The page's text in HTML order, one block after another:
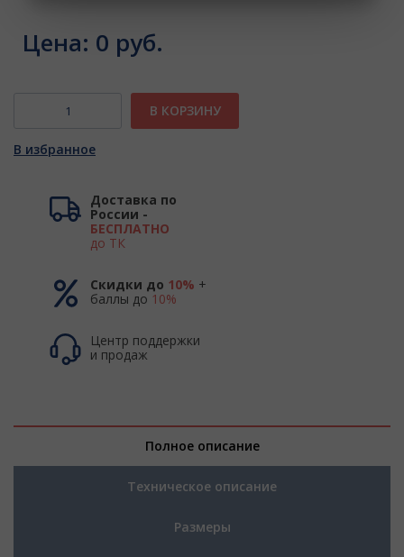
Цена: 0 руб.
В КОРЗИНУ
В избранное
Доставка по
России -
БЕСПЛАТНО
до ТК
Скидки до 10% +
баллы до 10%
Центр поддержки
и продаж
Полное описание
Техническое описание
Размеры